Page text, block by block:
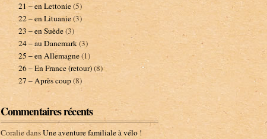
21 – en Lettonie(5)
22 – en Lituanie(3)
23 – en Suède(3)
24 – au Danemark(3)
25 – en Allemagne(1)
26 – En France (retour)(8)
27 – Après coup(8)
Commentaires récents
CoraliedansUne aventure familiale à vélo !